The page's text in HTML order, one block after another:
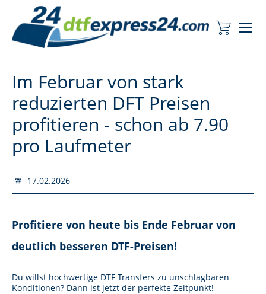
Mein
Im Februar von stark
reduzierten DFT Preisen
profitieren - schon ab 7.90
pro Laufmeter
17.02.2026
Profitiere von heute bis Ende Februar von
deutlich besseren DTF-Preisen!
Du willst hochwertige DTF Transfers zu unschlagbaren
Konditionen? Dann ist jetzt der perfekte Zeitpunkt!